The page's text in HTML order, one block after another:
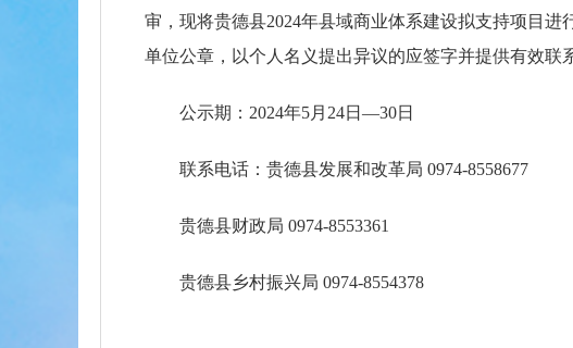
审，现将贵德县2024年县域商业体系建设拟支持项目
单位公章，以个人名义提出异议的应签字并提供有效联
公示期：2024年5月24日—30日
联系电话： 贵德县发展和改革局 0974-8558677
贵德县财政局 0974-8553361
贵德县乡村振兴局 0974-8554378